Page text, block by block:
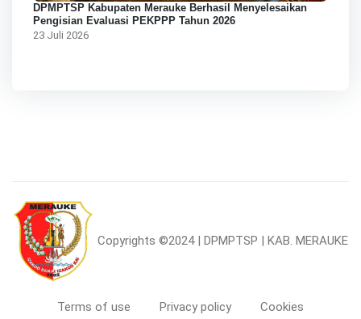
DPMPTSP Kabupaten Merauke Berhasil Menyelesaikan
Pengisian Evaluasi PEKPPP Tahun 2026
23 Juli 2026
Copyrights ©2024 | DPMPTSP | KAB. MERAUKE
Terms of use Privacy policy Cookies